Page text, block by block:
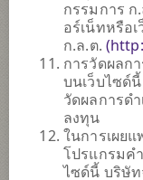
ระดับความเสี่ยง
NAV ประจำวัน
(ตามสกุลเงินของกองทุน)
กรรมการ ก
อร์เน็ทหรือ
ก.ล.ต.
การวัดผลก
บนเว็บไซด์
วัดผลการด
ลงทุน
ในการเผย
โปรแกรมค
ไซด์นี้ บริษั